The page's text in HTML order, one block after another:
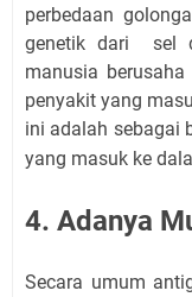
perbedaan
genetik dari sel
manusia
penyakit yang
ini adalah sebagai
yang masuk ke
4. Adanya
Secara umum